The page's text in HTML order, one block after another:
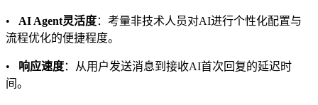
• AI Agent灵活度：考量非技术人员对AI进行个性化配置与
流程优化的便捷程度。
• 响应速度：从用户发送消息到接收AI首次回复的延迟时
间。